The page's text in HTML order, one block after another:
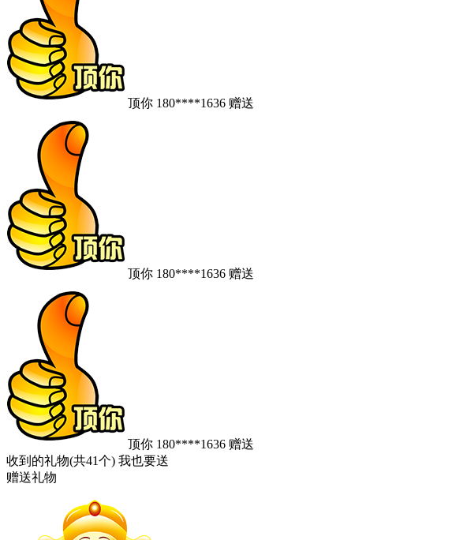
顶你 180****1636 赠送
顶你 180****1636 赠送
顶你 180****1636 赠送
收到的礼物(共41个) 我也要送
赠送礼物